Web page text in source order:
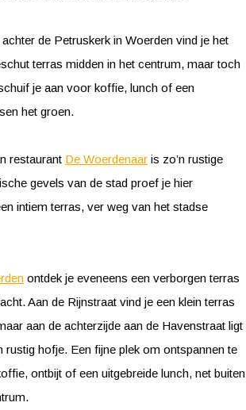
de Petruskerk in Woerden vind je het
terras midden in het centrum, maar toch
je aan voor koffie, lunch of een
het groen.
restaurant De Woerdenaar is zo’n rustige
gevels van de stad proef je hier
intiem terras, ver weg van het stadse
ontdek je eveneens een verborgen terras
Aan de Rijnstraat vind je een klein terras
aan de achterzijde aan de Havenstraat ligt
rustig hofje. Een fijne plek om ontspannen te
ontbijt of een uitgebreide lunch, net buiten